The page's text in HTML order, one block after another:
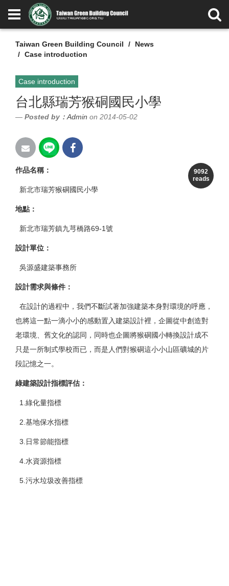
Taiwan Green Building Council
News
Case introduction
Case introduction
台北縣瑞芳猴硐國民小學
Posted by： Admin on 2014-05-02
9092
reads
作品名稱 ：
新北市瑞芳猴硐國民小學
地點 ：
新北市瑞芳鎮九芎橋路69-1號
設計單位 ：
吳源盛建築事務所
設計需求與條件 ：
在設計的過程中，我們不斷試著加強建築本身對環境的呼應，
也將這一點一滴小小的感動置入建築設計裡，企圖從中創造對
老環境、舊文化的認同，同時也企圖將猴硐國小轉換設計成不
只是一所制式學校而已，而是人們對猴硐這小小山區礦城的片
段記憶之一。
綠建築設計指標評估 ：
1.綠化量指標
2.基地保水指標
3.日常節能指標
4.水資源指標
5.污水垃圾改善指標